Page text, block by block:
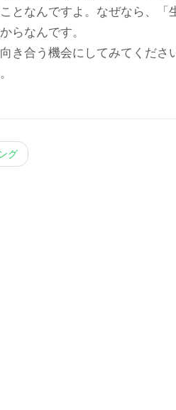
となんですよ。なぜなら、
らなんです。
き合う機会にしてみてください
グ